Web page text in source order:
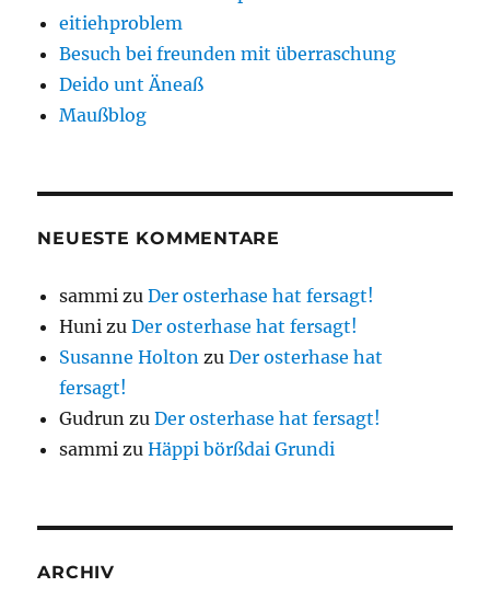
eitiehproblem
Besuch bei freunden mit überraschung
Deido unt Äneaß
Maußblog
NEUESTE KOMMENTARE
sammi zuDer osterhase hat fersagt!
Huni zuDer osterhase hat fersagt!
Susanne Holton zuDer osterhase hat
fersagt!
Gudrun zuDer osterhase hat fersagt!
sammi zuHäppi börßdai Grundi
ARCHIV